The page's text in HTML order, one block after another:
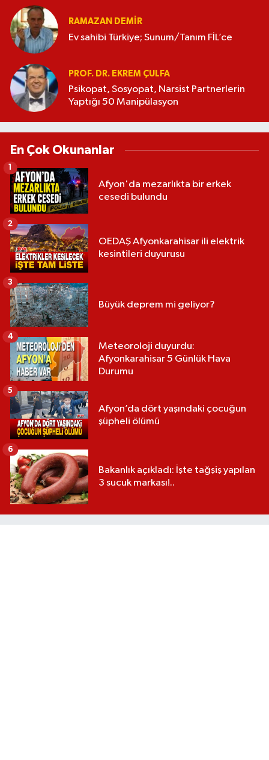
RAMAZAN DEMİR
Ev sahibi Türkiye; Sunum/Tanım FİL’ce
PROF. DR. EKREM ÇULFA
Psikopat, Sosyopat, Narsist Partnerlerin
Yaptığı 50 Manipülasyon
En Çok Okunanlar
Afyon'da mezarlıkta bir erkek
cesedi bulundu
1
OEDAŞ Afyonkarahisar ili elektrik
kesintileri duyurusu
2
Büyük deprem mi geliyor?
3
Meteoroloji duyurdu:
Afyonkarahisar 5 Günlük Hava
Durumu
4
Afyon’da dört yaşındaki çocuğun
şüpheli ölümü
5
Bakanlık açıkladı: İşte tağşiş yapılan
3 sucuk markası!..
6